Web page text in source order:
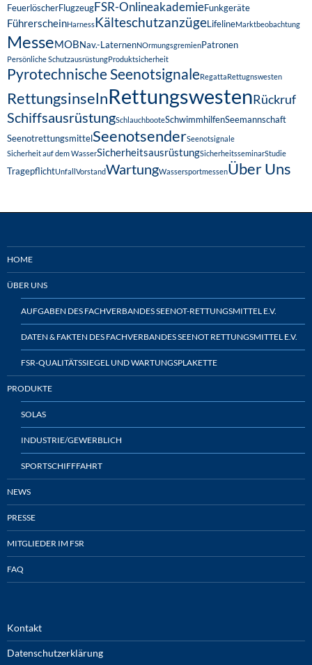
FeuerlöscherFlugzeugFSR-OnlineakademieFunkgeräte
FührerscheinHarnessKälteschutzanzügeLifelineMarktbeobachtung
MesseMOBNav.-LaternenNOrmungsgremienPatronen
Persönliche SchutzausrüstungProduktsicherheit
Pyrotechnische SeenotsignaleRegattaRettugnswesten
RettungsinselnRettungswestenRückruf
SchiffsausrüstungSchlauchbooteSchwimmhilfenSeemannschaft
SeenotrettungsmittelSeenotsenderSeenotsignale
Sicherheit auf dem WasserSicherheitsausrüstungSicherheitsseminarStudie
TragepflichtUnfallVorstandWartungWassersportmessenÜber Uns
HOME
ÜBER UNS
AUFGABEN DES FACHVERBANDES SEENOT-RETTUNGSMITTEL E.V.
DATEN & FAKTEN DES FACHVERBANDES SEENOT RETTUNGSMITTEL E.V.
FSR-QUALITÄTSSIEGEL UND WARTUNGSPLAKETTE
PRODUKTE
SOLAS
INDUSTRIE/GEWERBLICH
SPORTSCHIFFFAHRT
NEWS
PRESSE
MITGLIEDER IM FSR
FAQ
Kontakt
Datenschutzerklärung